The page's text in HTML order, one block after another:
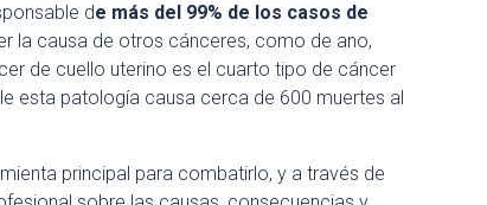
de más del 99% de los casos de
la causa de otros cánceres, como de ano,
de cuello uterino es el cuarto tipo de cáncer
esta patología causa cerca de 600 muertes al
principal para combatirlo, y a través de